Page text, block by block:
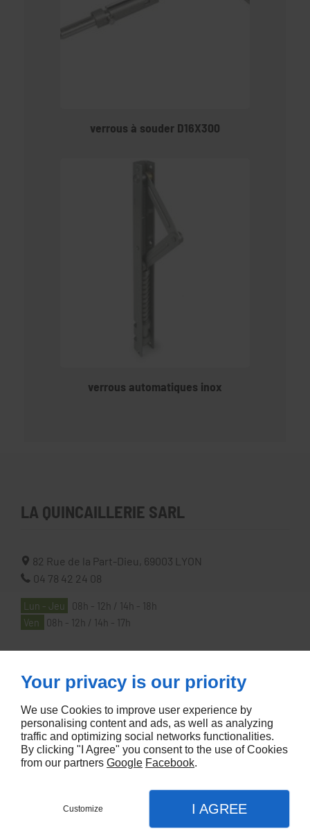
verrous à souder D16X300
verrous automatiques inox
LA QUINCAILLERIE SARL
82 Rue de la Part-Dieu, 69003
LYON
04 78 42 24 08
Lun - Jeu
08h - 12h / 14h - 18h
Ven
08h - 12h / 14h - 17h
À PROPOS
Accueil
Contactez-nous
Mentions légales
Plan du site
Your privacy is our priority
We use Cookies to improve user experience by
personalising content and ads, as well as analyzing
traffic and optimizing social networks functionalities.
By clicking "I Agree" you consent to the use of Cookies
from our partners Google Facebook.
Customize I AGREE